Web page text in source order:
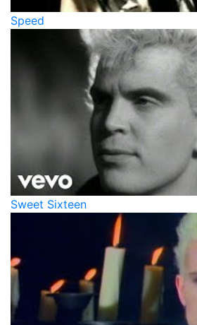
Speed
Sweet Sixteen